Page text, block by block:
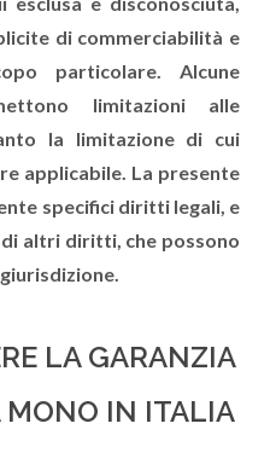
di commerciabilità e
particolare. Alcune
limitazioni alle
la limitazione di cui
applicabile. La presente
specifici diritti legali, e
altri diritti, che possono
LA GARANZIA
MONO IN ITALIA